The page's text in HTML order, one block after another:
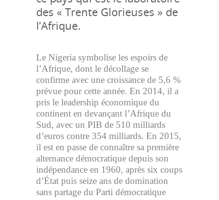
des « Trente Glorieuses » de
l’Afrique.
Le Nigeria symbolise les espoirs de
l’Afrique, dont le décollage se
confirme avec une croissance de 5,6 %
prévue pour cette année. En 2014, il a
pris le leadership économique du
continent en devançant l’Afrique du
Sud, avec un PIB de 510 milliards
d’euros contre 354 milliards. En 2015,
il est en passe de connaître sa première
alternance démocratique depuis son
indépendance en 1960, après six coups
d’État puis seize ans de domination
sans partage du Parti démocratique